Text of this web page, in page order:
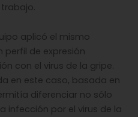
trabajo.
aplicó el mismo
de expresión
con el virus de la gripe.
en este caso, basada en
diferenciar no sólo
infección por el virus de la